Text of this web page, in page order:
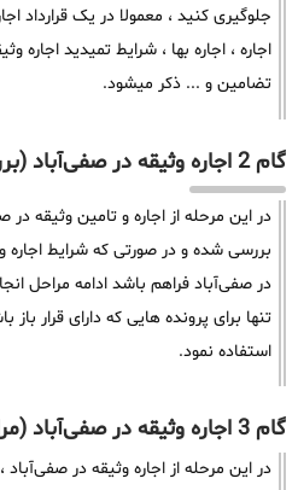
جلوگیری کنید ، معمولا در یک قرارداد
اجاره ، اجاره بها ، شرایط تمیدید
تضامین و ... ذکر میشود.
گام 2 اجاره وثیقه در صفی‌آباد (بررسی پرونده)
در این مرحله از اجاره و تامین وثیقه
بررسی شده و در صورتی که شرایط اجاره
در صفی‌آباد فراهم باشد ادامه مراحل
تنها برای پرونده هایی که دارای قرار باز
استفاده نمود.
گام 3 اجاره وثیقه در صفی‌آباد (مراجعه به شعبه)
در این مرحله از اجاره وثیقه در